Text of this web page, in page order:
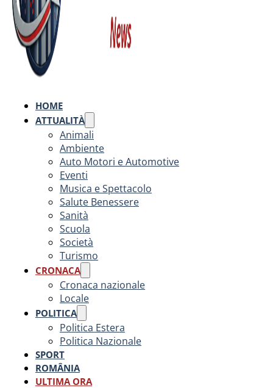
HOME
ATTUALITÀ
Animali
Ambiente
Auto Motori e Automotive
Eventi
Musica e Spettacolo
Salute Benessere
Sanità
Scuola
Società
Turismo
CRONACA
Cronaca nazionale
Locale
POLITICA
Politica Estera
Politica Nazionale
SPORT
ROMÂNIA
ULTIMA ORA